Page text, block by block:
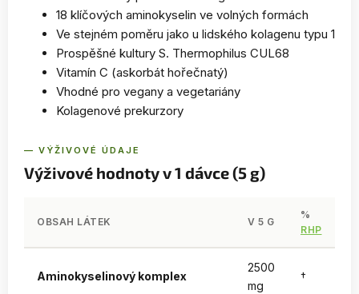
18 klíčových aminokyselin ve volných formách
Ve stejném poměru jako u lidského kolagenu typu 1
Prospěšné kultury S. Thermophilus CUL68
Vitamín C (askorbát hořečnatý)
Vhodné pro vegany a vegetariány
Kolagenové prekurzory
— VÝŽIVOVÉ ÚDAJE
Výživové hodnoty v 1 dávce (5 g)
OBSAH LÁTEK V 5 G
%
RHP
Aminokyselinový komplex
2500
mg
†